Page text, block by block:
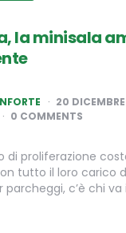
la minisala
20
0 COMMENTS
di proliferazione
tutto il loro carico
parcheggi, c’è chi